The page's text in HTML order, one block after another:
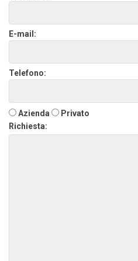
E-mail:
Telefono:
Azienda
Privato
Richiesta: